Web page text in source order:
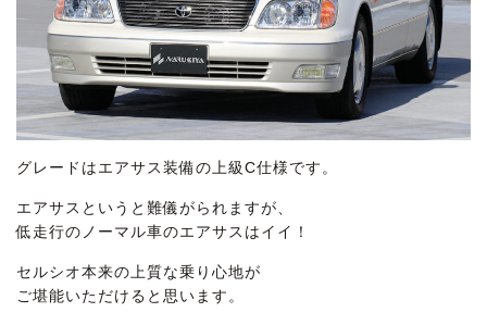
グレードはエアサス装備の上級C仕様です。
エアサスというと難儀がられますが、
低走行のノーマル車のエアサスはイイ！
セルシオ本来の上質な乗り心地が
ご堪能いただけると思います。